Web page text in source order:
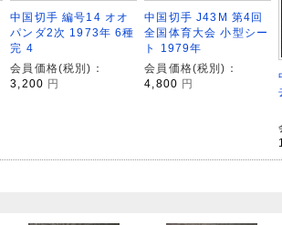
中国切手 編号14 オオ
パンダ2次 1973年 6種
完 4
会員価格(税別)：
3,200 円
中国切手 J43M 第4回
全国体育大会 小型シー
ト 1979年
会員価格(税別)：
4,800 円